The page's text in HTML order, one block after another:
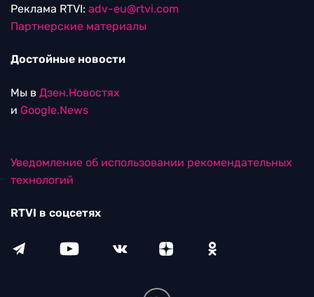
Реклама RTVI: adv-eu@rtvi.com
Партнерские материалы
Достойные новости
Мы в Дзен.Новостях
и Google.News
Уведомление об использовании рекомендательных
технологий
RTVI в соцсетях